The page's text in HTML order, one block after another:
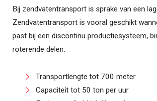
Bij zendvatentransport is sprake van een
Zendvatentransport is vooral geschikt
past bij een discontinu productiesysteem,
roterende delen.
Transportlengte tot 700 meter
Capaciteit tot 50 ton per uur